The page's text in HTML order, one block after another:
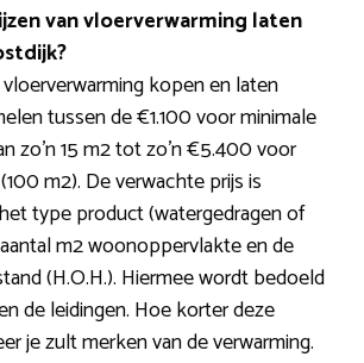
van vloerverwarming laten
kopen en laten
tussen de €1.100 voor minimale
zo’n 15 m2 tot zo’n €5.400 voor
m2). De verwachte prijs is
type product (watergedragen of
m2 woonoppervlakte en de
(H.O.H.). Hiermee wordt bedoeld
de leidingen. Hoe korter deze
je zult merken van de verwarming.